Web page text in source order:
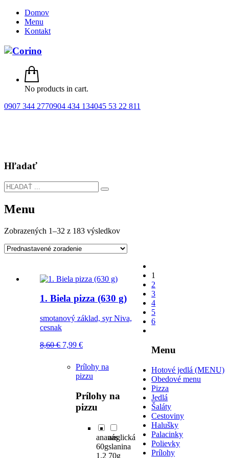
Domov
Menu
Kontakt
No products in cart.
0907 344 2770904 434 134045 53 22 811
Hľadať
Menu
Zobrazených 1–32 z 183 výsledkov
1. Biela pizza (630 g)
smotanový základ, syr Niva,
cesnak
8,60€ Pôvodná
bola:
8,60 €.
7,99 €Aktuálna
je:
7,99 €.
Prílohy na
pizzu
Prílohy na
pizzu
ananás
60g
1.2
anglická
slanina
70g
1
2
3
4
5
6
Menu
Hotové jedlá (MENU)
Obedové menu
Pizza
Jedlá
Šaláty
Cestoviny
Halušky
Palacinky
Polievky
Prílohy